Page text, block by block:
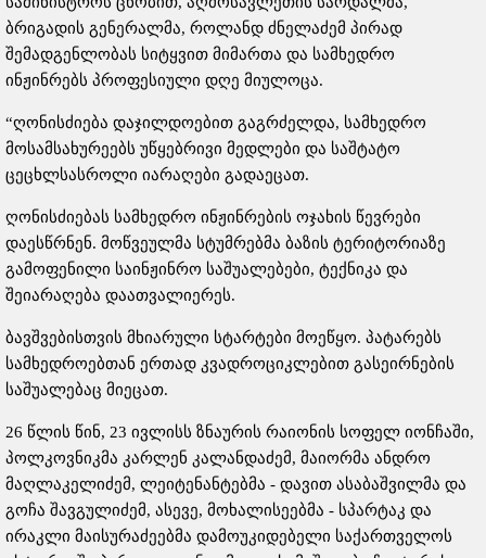
ბრიგადის გენერალმა, როლანდ ძნელაძემ პირად
შემადგენლობას სიტყვით მიმართა და სამხედრო
ინჟინრებს პროფესიული დღე მიულოცა.
“ღონისძიება დაჯილდოებით გაგრძელდა, სამხედრო
მოსამსახურეებს უწყებრივი მედლები და საშტატო
ცეცხლსასროლი იარაღები გადაეცათ.
ღონისძიებას სამხედრო ინჟინრების ოჯახის წევრები
დაესწრნენ. მოწვეულმა სტუმრებმა ბაზის ტერიტორიაზე
გამოფენილი საინჟინრო საშუალებები, ტექნიკა და
შეიარაღება დაათვალიერეს.
ბავშვებისთვის მხიარული სტარტები მოეწყო. პატარებს
სამხედროებთან ერთად კვადროციკლებით გასეირნების
საშუალებაც მიეცათ.
26 წლის წინ, 23 ივლისს ზნაურის რაიონის სოფელ იონჩაში,
პოლკოვნიკმა კარლენ კალანდაძემ, მაიორმა ანდრო
მაღლაკელიძემ, ლეიტენანტებმა - დავით ასაბაშვილმა და
გოჩა შავგულიძემ, ასევე, მოხალისეებმა - სპარტაკ და
ირაკლი მაისურაძეებმა დამოუკიდებელი საქართველოს